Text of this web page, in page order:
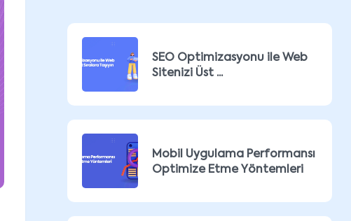
SEO Optimizasyonu ile Web
Sitenizi Üst ...
Mobil Uygulama Performansı
Optimize Etme Yöntemleri